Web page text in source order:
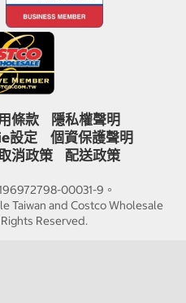
條款
隱私權聲明
設定
個資保護聲明
消政策 配送政策
00031-9。
Taiwan and Costco Wholesale
Reserved.